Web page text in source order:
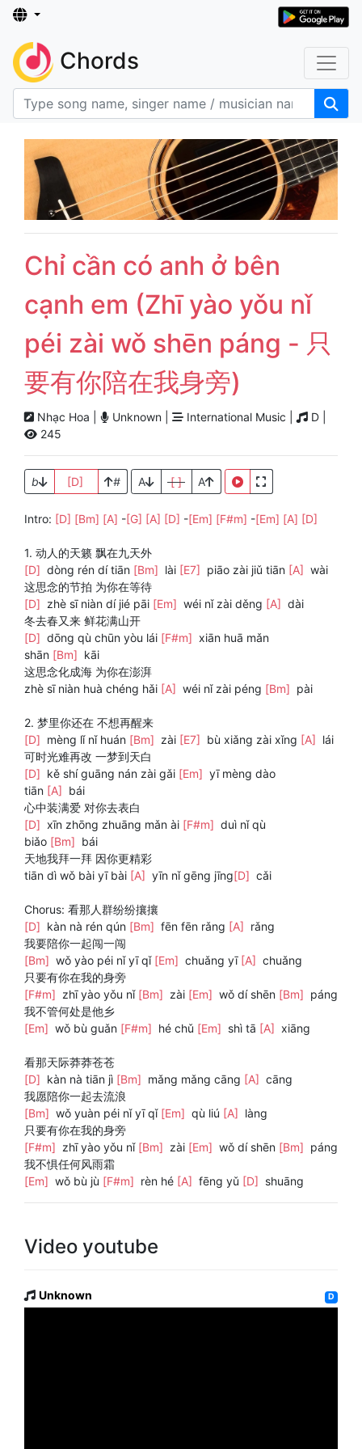
Chords
Chỉ cần có anh ở bên
cạnh em (Zhī yào yǒu nǐ
péi zài wǒ shēn páng - 只
要有你陪在我身旁)
Nhạc Hoa | Unknown | International Music |
D |
245
b [D] # A [ ] A
Intro: [D] [Bm] [A] -[G] [A] [D] -[Em] [F#m] -[Em] [A] [D]
1. 动人的天籁 飘在九天外
[D] dòng rén dí tiān [Bm] lài [E7] piāo zài jiǔ tiān [A] wài
这思念的节拍 为你在等待
[D] zhè sī niàn dí jié pāi [Em] wéi nǐ zài děng [A] dài
冬去春又来 鲜花满山开
[D] dōng qù chūn yòu lái [F#m] xiān huā mǎn
shān [Bm] kāi
这思念化成海 为你在澎湃
zhè sī niàn huà chéng hǎi [A] wéi nǐ zài péng [Bm] pài
2. 梦里你还在 不想再醒来
[D] mèng lǐ nǐ huán [Bm] zài [E7] bù xiǎng zài xǐng [A] lái
可时光难再改 一梦到天白
[D] kě shí guāng nán zài gǎi [Em] yī mèng dào
tiān [A] bái
心中装满爱 对你去表白
[D] xīn zhōng zhuāng mǎn ài [F#m] duì nǐ qù
biǎo [Bm] bái
天地我拜一拜 因你更精彩
tiān dì wǒ bài yī bài [A] yīn nǐ gēng jīng[D] cǎi
Chorus: 看那人群纷纷攘攘
[D] kàn nà rén qún [Bm] fēn fēn rǎng [A] rǎng
我要陪你一起闯一闯
[Bm] wǒ yào péi nǐ yī qǐ [Em] chuǎng yī [A] chuǎng
只要有你在我的身旁
[F#m] zhī yào yǒu nǐ [Bm] zài [Em] wǒ dí shēn [Bm] páng
我不管何处是他乡
[Em] wǒ bù guǎn [F#m] hé chǔ [Em] shì tā [A] xiāng
看那天际莽莽苍苍
[D] kàn nà tiān jì [Bm] mǎng mǎng cāng [A] cāng
我愿陪你一起去流浪
[Bm] wǒ yuàn péi nǐ yī qǐ [Em] qù liú [A] làng
只要有你在我的身旁
[F#m] zhī yào yǒu nǐ [Bm] zài [Em] wǒ dí shēn [Bm] páng
我不惧任何风雨霜
[Em] wǒ bù jù [F#m] rèn hé [A] fēng yǔ [D] shuāng
Video youtube
Unknown D